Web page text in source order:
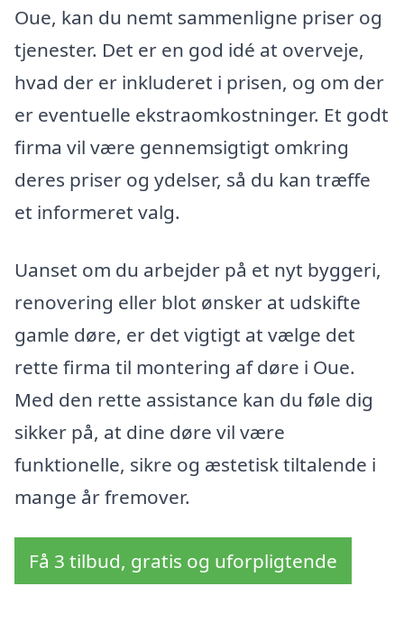
Oue, kan du nemt sammenligne priser og
tjenester. Det er en god idé at overveje,
hvad der er inkluderet i prisen, og om der
er eventuelle ekstraomkostninger. Et godt
firma vil være gennemsigtigt omkring
deres priser og ydelser, så du kan træffe
et informeret valg.
Uanset om du arbejder på et nyt byggeri,
renovering eller blot ønsker at udskifte
gamle døre, er det vigtigt at vælge det
rette firma til montering af døre i Oue.
Med den rette assistance kan du føle dig
sikker på, at dine døre vil være
funktionelle, sikre og æstetisk tiltalende i
mange år fremover.
Få 3 tilbud, gratis og uforpligtende